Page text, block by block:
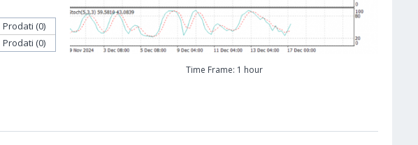
Time Frame: 1 hour
Prodati (0)
Prodati (0)